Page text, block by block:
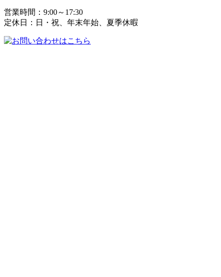
営業時間：9:00～17:30
定休日：日・祝、年末年始、夏季休暇